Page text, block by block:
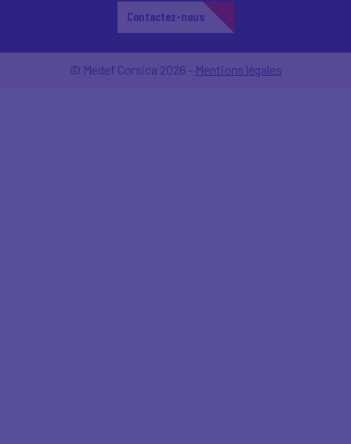
Contactez-nous
© Medef Corsica 2026 - Mentions légales